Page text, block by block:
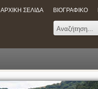
ΑΡΧΙΚΗ ΣΕΛΙΔΑ ΒΙΟΓΡΑΦΙΚΟ